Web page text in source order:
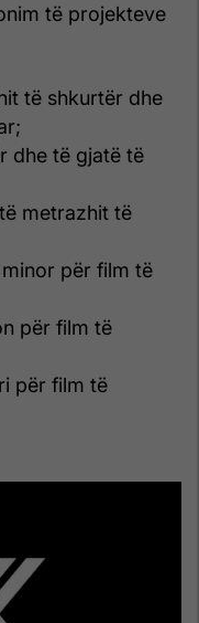
të projekteve
të shkurtër dhe
dhe të gjatë të
metrazhit të
për film të
për film të
për film të